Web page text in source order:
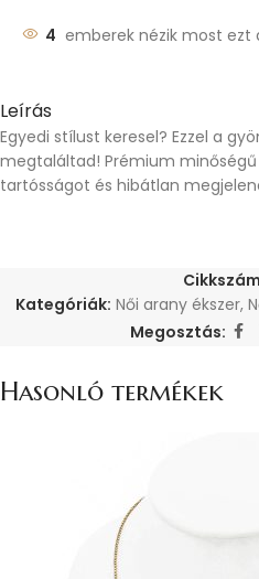
4 emberek nézik most ezt
Leírás
Egyedi stílust keresel? Ezzel a
megtaláltad! Prémium
tartósságot és hibátlan
Kategóriák: Női arany ékszer,
Megosztás:
Hasonló termékek